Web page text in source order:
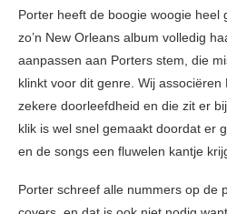
Porter heeft de boogie woogie heel
zo’n New Orleans album volledig
aanpassen aan Porters stem, die
klinkt voor dit genre. Wij
zekere doorleefdheid en die zit er
klik is wel snel gemaakt doordat er
en de songs een fluwelen kantje
Porter schreef alle nummers op de